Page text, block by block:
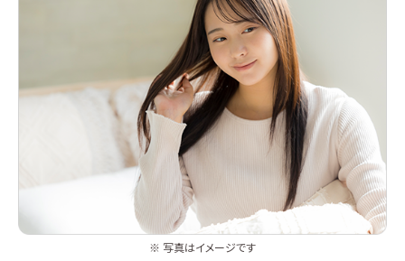
※ 写真はイメージです